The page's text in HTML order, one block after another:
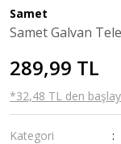
Samet
Samet Galvan
289,99 TL
*32,48 TL den
Kategori